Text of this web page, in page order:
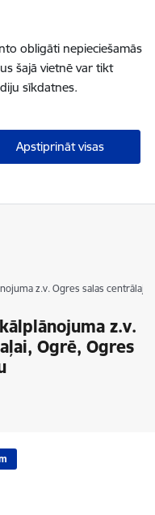
obligāti nepieciešamās
šajā vietnē var tikt
sīkdatnes.
Apstiprināt visas
z.v. Ogres salas
z.v.
Ogrē, Ogres